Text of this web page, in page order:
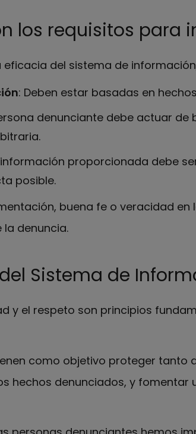
los requisitos para
eficacia del sistema de
: Deben estar basadas en
denunciante debe actuar
proporcionada debe
posible.
buena fe o veracidad
denuncia.
Sistema de
y el respeto son principios
como objetivo proteger tanto
hechos denunciados, y